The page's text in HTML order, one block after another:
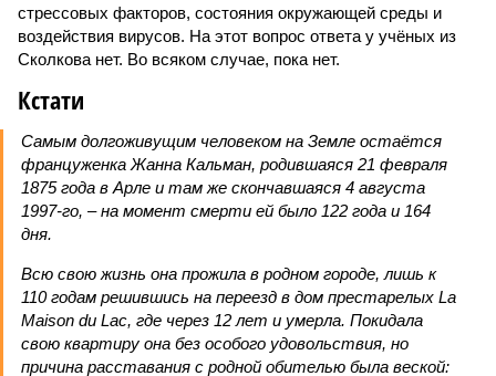
стрессовых факторов, состояния окружающей среды и
воздействия вирусов. На этот вопрос ответа у учёных из
Сколкова нет. Во всяком случае, пока нет.
Кстати
Самым долгоживущим человеком на Земле остаётся
француженка Жанна Кальман, родившаяся 21 февраля
1875 года в Арле и там же скончавшаяся 4 августа
1997-го, – на момент смерти ей было 122 года и 164
дня.
Всю свою жизнь она прожила в родном городе, лишь к
110 годам решившись на переезд в дом престарелых La
Maison du Lac, где через 12 лет и умерла. Покидала
свою квартиру она без особого удовольствия, но
причина расставания с родной обителью была веской: